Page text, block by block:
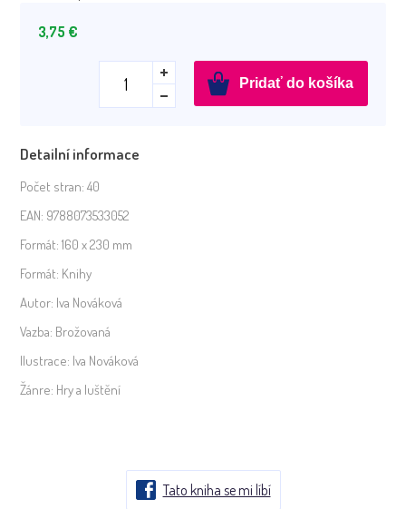
3,75 €
Hľadaj
Pridať do košíka
Detailní informace
Počet stran: 40
EAN: 9788073533052
Formát: 160 x 230 mm
Formát: Knihy
Autor: Iva Nováková
Vazba: Brožovaná
Ilustrace: Iva Nováková
Žánre: Hry a luštění
Tato kniha se mi líbí